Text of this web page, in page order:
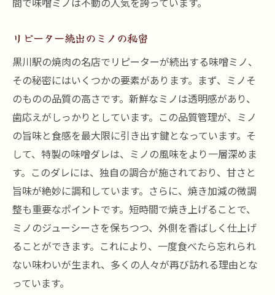
リピーター続出のミノの秘密
黒川駅の焼肉の名店でリピーターが続出する味噌ミノ、
その秘密にはいくつかの要素があります。まず、ミノそ
のものの品質の高さです。新鮮なミノは透明感があり、
歯応えがしっかりとしています。この品質管理が、ミノ
の旨味と食感を最大限に引き出す鍵となっています。そ
して、特製の味噌ダレは、ミノの風味をより一層深めま
す。このダレには、独自の調合が施されており、甘さと
旨味が絶妙に調和しています。さらに、焼き加減の微調
整も重要なポイントです。短時間で焼き上げることで、
ミノのジューシーさを保ちつつ、外側を香ばしく仕上げ
ることができます。これにより、一度食べたら忘れられ
ない味わいが生まれ、多くの人々が再び訪れる理由とな
っています。